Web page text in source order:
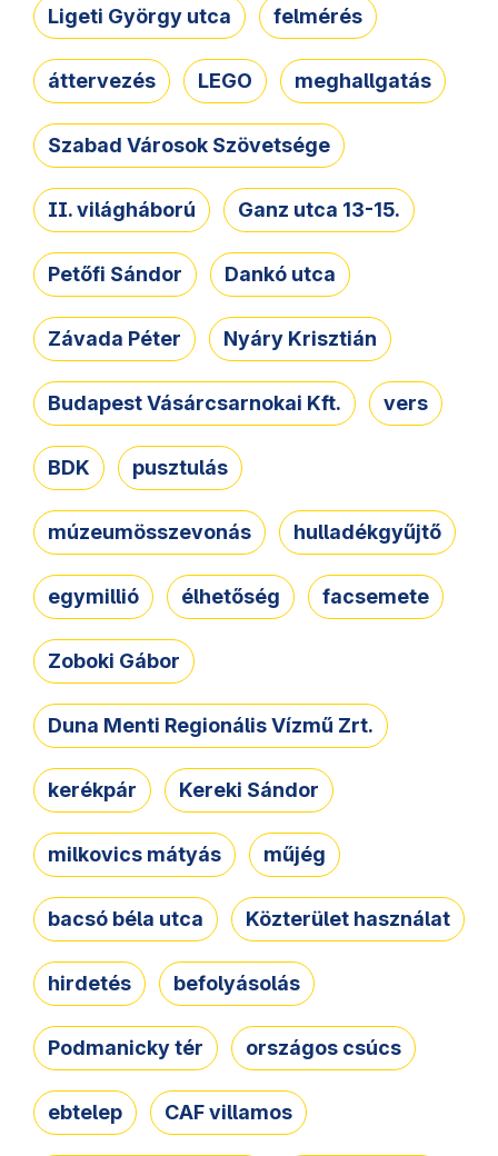
Ligeti György utca felmérés
áttervezés LEGO meghallgatás
Szabad Városok Szövetsége
II. világháború Ganz utca 13-15.
Petőfi Sándor Dankó utca
Závada Péter Nyáry Krisztián
Budapest Vásárcsarnokai Kft. vers
BDK pusztulás
múzeumösszevonás hulladékgyűjtő
egymillió élhetőség facsemete
Zoboki Gábor
Duna Menti Regionális Vízmű Zrt.
kerékpár Kereki Sándor
milkovics mátyás műjég
bacsó béla utca Közterület használat
hirdetés befolyásolás
Podmanicky tér országos csúcs
ebtelep CAF villamos